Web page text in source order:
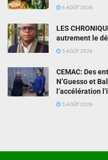
6 AOÛT 2026
LES
autrement le
5 AOÛT 2026
CEMAC: Des
N’Guesso et
l’accélération
5 AOÛT 2026